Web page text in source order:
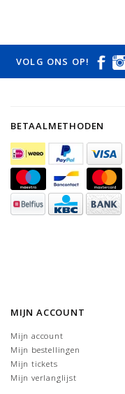
VOLG ONS OP!
BETAALMETHODEN
MIJN ACCOUNT
Mijn account
Mijn bestellingen
Mijn tickets
Mijn verlanglijst